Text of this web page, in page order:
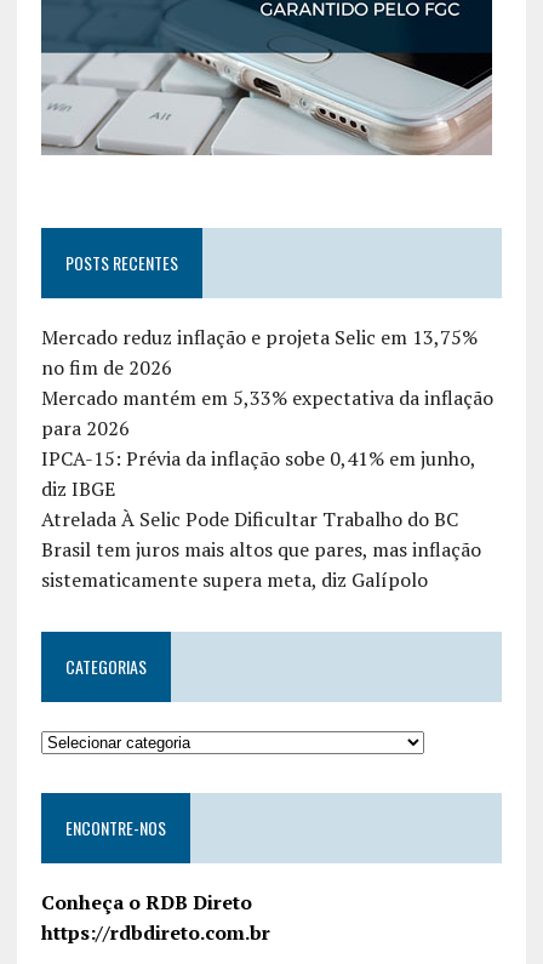
POSTS RECENTES
Mercado reduz inflação e projeta Selic em 13,75%
no fim de 2026
Mercado mantém em 5,33% expectativa da inflação
para 2026
IPCA-15: Prévia da inflação sobe 0,41% em junho,
diz IBGE
Atrelada À Selic Pode Dificultar Trabalho do BC
Brasil tem juros mais altos que pares, mas inflação
sistematicamente supera meta, diz Galípolo
CATEGORIAS
ENCONTRE-NOS
Conheça o RDB Direto
https://rdbdireto.com.br